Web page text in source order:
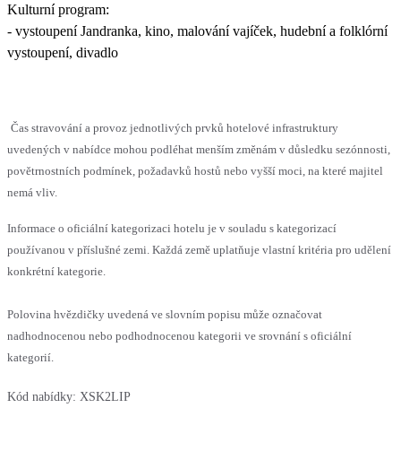
Kulturní program:
- vystoupení Jandranka, kino, malování vajíček, hudební a folklórní
vystoupení, divadlo
Čas stravování a provoz jednotlivých prvků hotelové infrastruktury
uvedených v nabídce mohou podléhat menším změnám v důsledku sezónnosti,
povětrnostních podmínek, požadavků hostů nebo vyšší moci, na které majitel
nemá vliv.
Informace o oficiální kategorizaci hotelu je v souladu s kategorizací
používanou v příslušné zemi. Každá země uplatňuje vlastní kritéria pro udělení
konkrétní kategorie.
Polovina hvězdičky uvedená ve slovním popisu může označovat
nadhodnocenou nebo podhodnocenou kategorii ve srovnání s oficiální
kategorií.
Kód nabídky: XSK2LIP